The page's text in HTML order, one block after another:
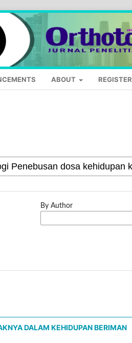
ABOUT REGISTER
By Author
DALAM KEHIDUPAN BERIMAN